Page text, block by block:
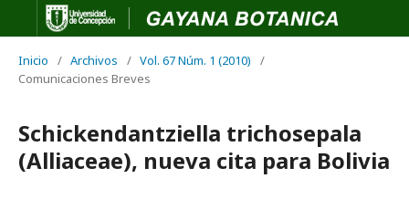
Inicio / Archivos / Vol. 67 Núm. 1 (2010)
/
Comunicaciones Breves
Schickendantziella trichosepala
(Alliaceae), nueva cita para Bolivia